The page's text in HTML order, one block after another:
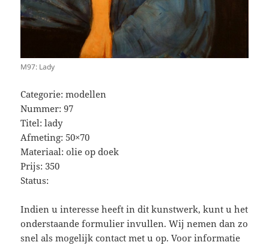
M97: Lady
Categorie: modellen
Nummer: 97
Titel: lady
Afmeting: 50×70
Materiaal: olie op doek
Prijs: 350
Status:
Indien u interesse heeft in dit kunstwerk, kunt u het
onderstaande formulier invullen. Wij nemen dan zo
snel als mogelijk contact met u op. Voor informatie